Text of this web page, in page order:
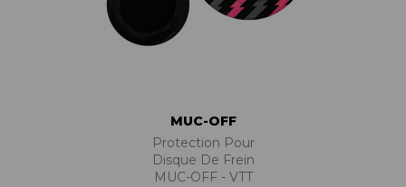
MUC-OFF
Protection Pour
Disque De Frein
MUC-OFF - VTT